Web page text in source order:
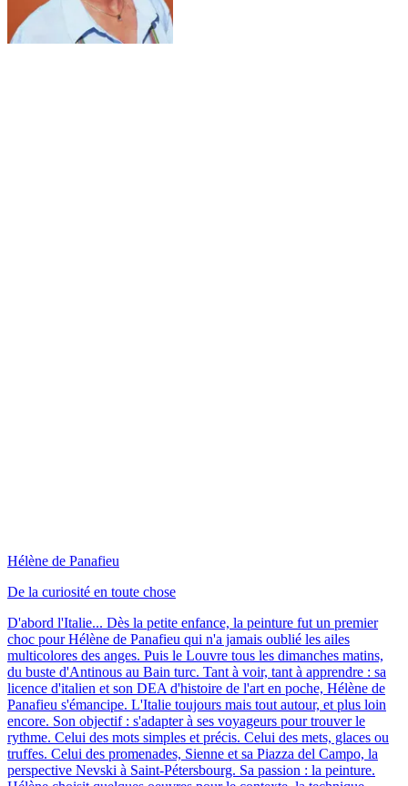
Hélène de Panafieu
De la curiosité en toute chose
D'abord l'Italie... Dès la petite enfance, la peinture fut un premier
choc pour Hélène de Panafieu qui n'a jamais oublié les ailes
multicolores des anges. Puis le Louvre tous les dimanches matins,
du buste d'Antinous au Bain turc. Tant à voir, tant à apprendre : sa
licence d'italien et son DEA d'histoire de l'art en poche, Hélène de
Panafieu s'émancipe. L'Italie toujours mais tout autour, et plus loin
encore. Son objectif : s'adapter à ses voyageurs pour trouver le
rythme. Celui des mots simples et précis. Celui des mets, glaces ou
truffes. Celui des promenades, Sienne et sa Piazza del Campo, la
perspective Nevski à Saint-Pétersbourg. Sa passion : la peinture.